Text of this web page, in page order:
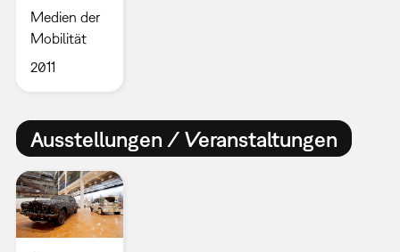
Medien der
Mobilität
2011
Ausstellungen / Veranstaltungen